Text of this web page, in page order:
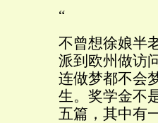
“
不曾想徐娘半
派到欧州做访
连做梦都不会
生。奖学金不
五篇，其中有